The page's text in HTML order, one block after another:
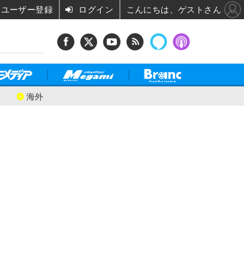
海外
ユーザー登録 ログイン こんにちは、ゲストさん